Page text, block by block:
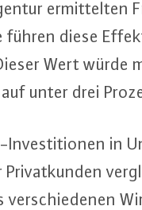
er­mit­tel­ten
führen diese
Wert würde
unter drei
In­ves­ti­tio­nen in
Pri­vat­kun­den